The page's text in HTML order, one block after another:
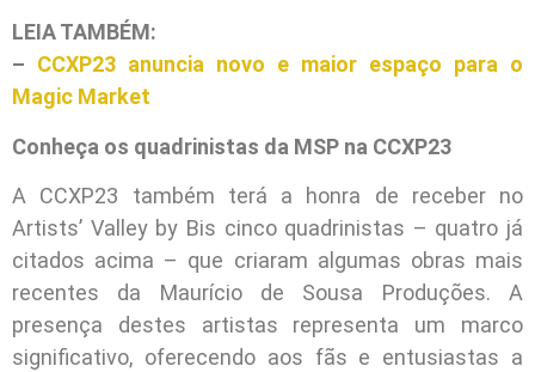
LEIA TAMBÉM:
– CCXP23 anuncia novo e maior espaço para o
Magic Market
Conheça os quadrinistas da MSP na CCXP23
A CCXP23 também terá a honra de receber no
Artists’ Valley by Bis cinco quadrinistas – quatro já
citados acima – que criaram algumas obras mais
recentes da Maurício de Sousa Produções. A
presença destes artistas representa um marco
significativo, oferecendo aos fãs e entusiastas a